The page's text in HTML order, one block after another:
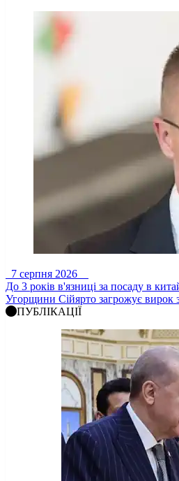
7 серпня 2026
До 3 років в'язниці за посаду в
Угорщини Сійярто загрожує вирок
ПУБЛІКАЦІЇ